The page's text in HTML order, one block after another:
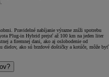
Pravidelné nabíjanie výrazne zníži spotrebu
Plug-in Hybrid prejsť až 100 km na jeden liter
a firemnej dani, ako aj oslobodenie od
dielov, ako sú brzdové doštičky a kotúče, môže byť